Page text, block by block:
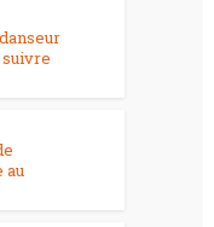
au